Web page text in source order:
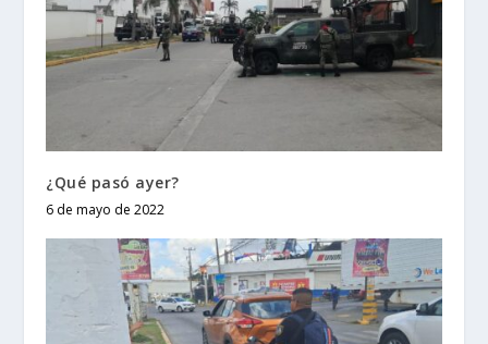
¿Qué pasó ayer?
6 de mayo de 2022